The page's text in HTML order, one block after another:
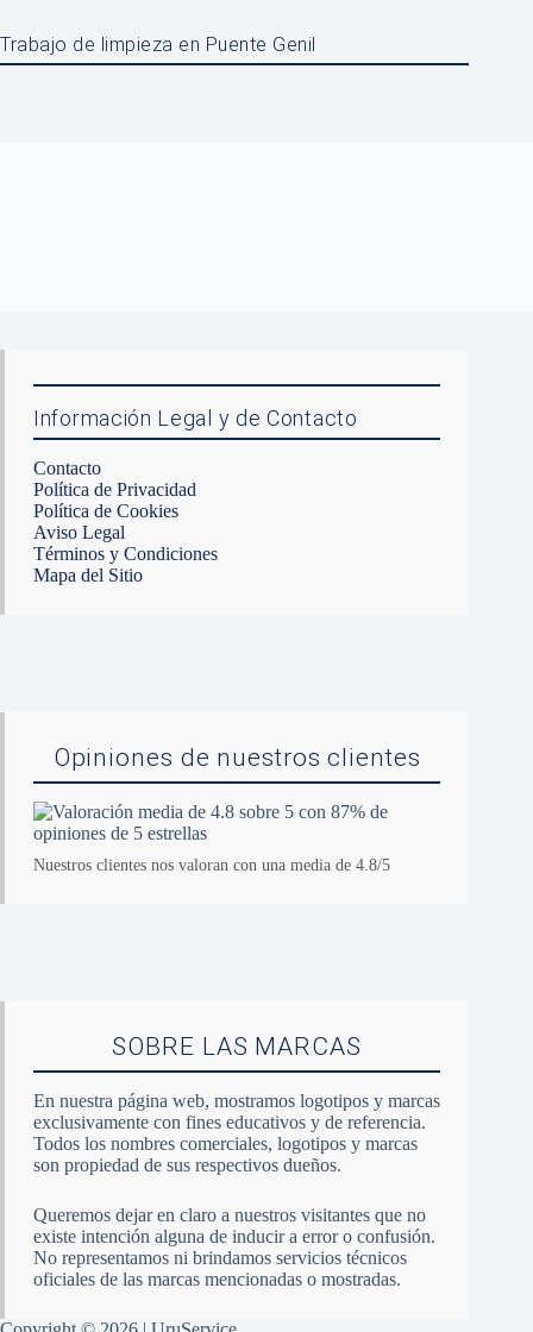
Trabajo de limpieza en Puente Genil
Información Legal y de Contacto
Contacto
Política de Privacidad
Política de Cookies
Aviso Legal
Términos y Condiciones
Mapa del Sitio
Opiniones de nuestros clientes
Nuestros clientes nos valoran con una media de 4.8/5
SOBRE LAS MARCAS
En nuestra página web, mostramos logotipos y marcas
exclusivamente con fines educativos y de referencia.
Todos los nombres comerciales, logotipos y marcas
son propiedad de sus respectivos dueños.
Queremos dejar en claro a nuestros visitantes que no
existe intención alguna de inducir a error o confusión.
No representamos ni brindamos servicios técnicos
oficiales de las marcas mencionadas o mostradas.